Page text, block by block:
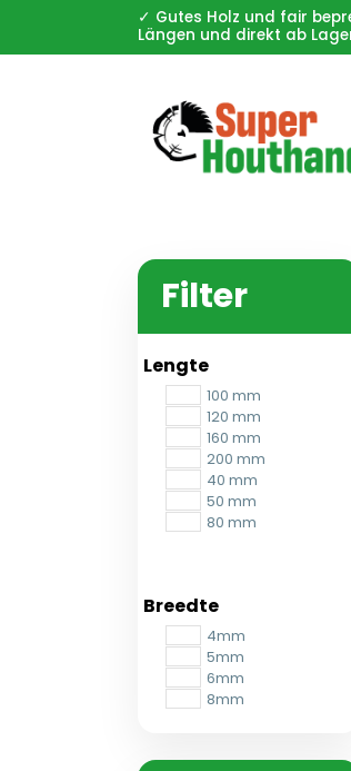
✓ Gutes Holz und fair
Längen und direkt ab
Filter
Lengte
100 mm
120 mm
160 mm
200 mm
40 mm
50 mm
80 mm
Breedte
4mm
5mm
6mm
8mm